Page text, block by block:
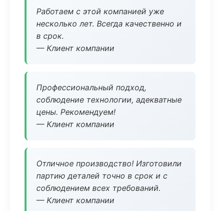
Работаем с этой компанией уже
несколько лет. Всегда качественно и
в срок.
— Клиент компании
Профессиональный подход,
соблюдение технологии, адекватные
цены. Рекомендуем!
— Клиент компании
Отличное производство! Изготовили
партию деталей точно в срок и с
соблюдением всех требований.
— Клиент компании